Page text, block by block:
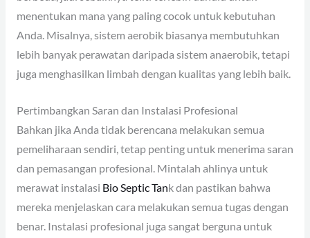
menentukan mana yang paling cocok untuk kebutuhan
Anda. Misalnya, sistem aerobik biasanya membutuhkan
lebih banyak perawatan daripada sistem anaerobik, tetapi
juga menghasilkan limbah dengan kualitas yang lebih baik.
Pertimbangkan Saran dan Instalasi Profesional
Bahkan jika Anda tidak berencana melakukan semua
pemeliharaan sendiri, tetap penting untuk menerima saran
dan pemasangan profesional. Mintalah ahlinya untuk
merawat instalasi Bio Septic Tank dan pastikan bahwa
mereka menjelaskan cara melakukan semua tugas dengan
benar. Instalasi profesional juga sangat berguna untuk